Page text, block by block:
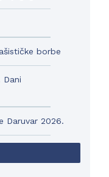
borbe
Dani
Daruvar 2026.